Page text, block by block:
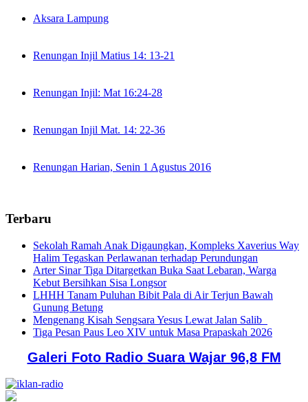
Aksara Lampung
Renungan Injil Matius 14: 13-21
Renungan Injil: Mat 16:24-28
Renungan Injil Mat. 14: 22-36
Renungan Harian, Senin 1 Agustus 2016
Terbaru
Sekolah Ramah Anak Digaungkan, Kompleks Xaverius Way
Halim Tegaskan Perlawanan terhadap Perundungan
Arter Sinar Tiga Ditargetkan Buka Saat Lebaran, Warga
Kebut Bersihkan Sisa Longsor
LHHH Tanam Puluhan Bibit Pala di Air Terjun Bawah
Gunung Betung
Mengenang Kisah Sengsara Yesus Lewat Jalan Salib
Tiga Pesan Paus Leo XIV untuk Masa Prapaskah 2026
Galeri Foto Radio Suara Wajar 96,8 FM